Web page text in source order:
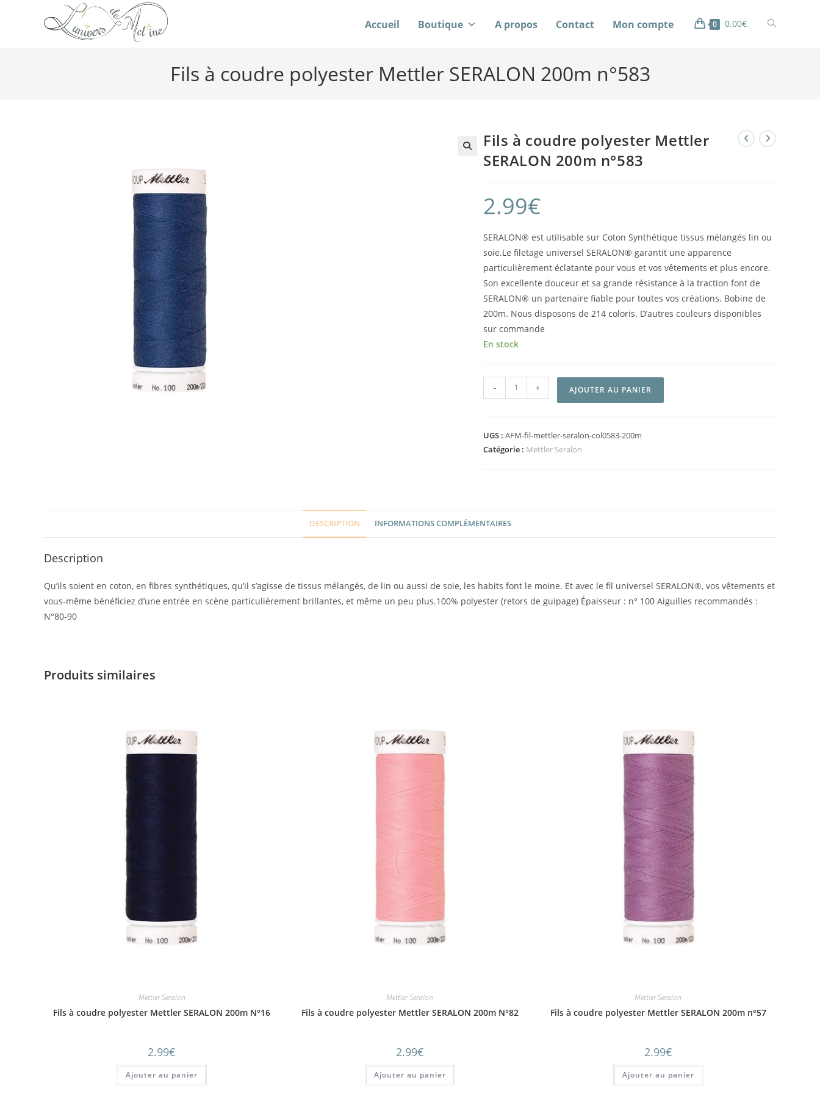
Accueil Boutique A propos Contact Mon compte 0 0.00€
Fils à coudre polyester Mettler SERALON 200m n°583
Fils à coudre polyester Mettler
SERALON 200m n°583
2.99€
SERALON® est utilisable sur Coton Synthétique tissus mélangés lin ou
soie.Le filetage universel SERALON® garantit une apparence
particulièrement éclatante pour vous et vos vêtements et plus encore.
Son excellente douceur et sa grande résistance à la traction font de
SERALON® un partenaire fiable pour toutes vos créations. Bobine de
200m. Nous disposons de 214 coloris. D’autres couleurs disponibles
sur commande
En stock
- + AJOUTER AU PANIER
UGS : AFM-fil-mettler-seralon-col0583-200m
Catégorie : Mettler Seralon
DESCRIPTION INFORMATIONS COMPLÉMENTAIRES
Description
Qu’ils soient en coton, en fibres synthétiques, qu’il s’agisse de tissus mélangés, de lin ou aussi de soie, les habits font le moine. Et avec le fil universel SERALON®, vos vêtements et
vous-même bénéficiez d’une entrée en scène particulièrement brillantes, et même un peu plus.100% polyester (retors de guipage) Épaisseur : n° 100 Aiguilles recommandés :
N°80-90
Produits similaires
Mettler Seralon
Fils à coudre polyester Mettler SERALON 200m N°16
2.99€
Ajouter au panier
Mettler Seralon
Fils à coudre polyester Mettler SERALON 200m N°82
2.99€
Ajouter au panier
Mettler Seralon
Fils à coudre polyester Mettler SERALON 200m n°57
2.99€
Ajouter au panier